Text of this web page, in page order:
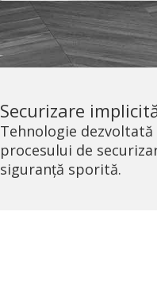
Securizare
Tehnologie dezvoltată
procesului de
siguranță sporită.